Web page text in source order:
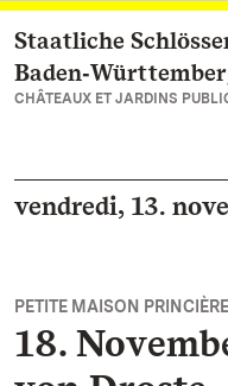
Vers la page
Staatliche
CHÂTEAUX ET JARDINS
vendredi, 13.
PETITE MAISON
18.